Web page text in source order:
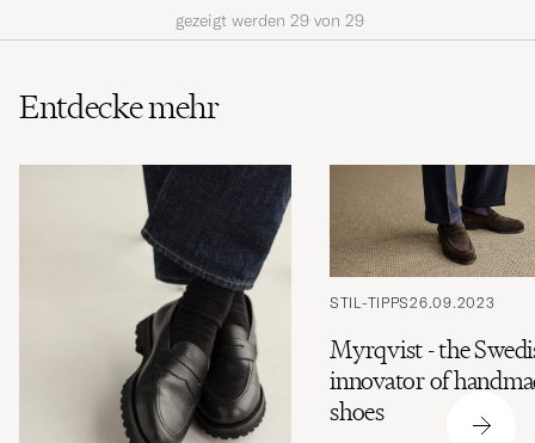
gezeigt werden 29 von 29
Entdecke mehr
STIL-TIPPS26.09.2023
Myrqvist - the
innovator of
shoes